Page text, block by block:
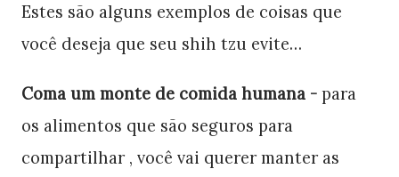
Estes são alguns exemplos de coisas que
você deseja que seu shih tzu evite…
Coma um monte de comida humana - para
os alimentos que são seguros para
compartilhar , você vai querer manter as